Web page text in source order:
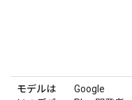
モデルは
Google